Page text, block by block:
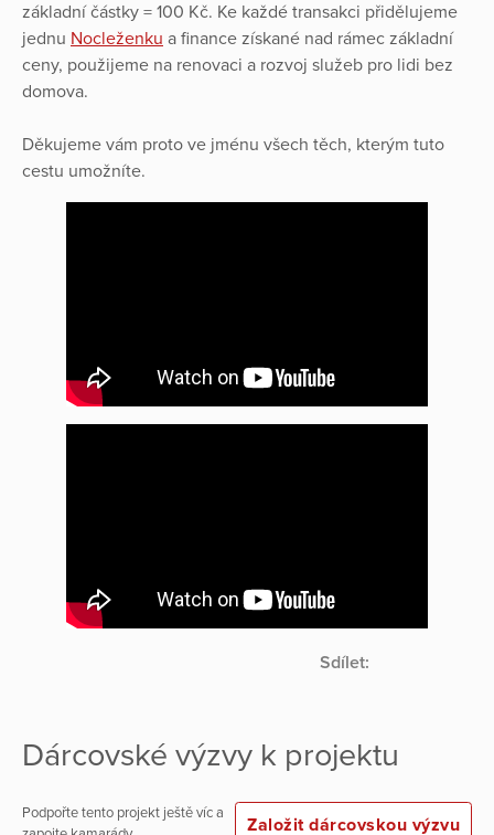
základní částky = 100 Kč. Ke každé transakci přidělujeme
jednu Nocleženku a finance získané nad rámec základní
ceny, použijeme na renovaci a rozvoj služeb pro lidi bez
domova.
Děkujeme vám proto ve jménu všech těch, kterým tuto
cestu umožníte.
Sdílet:
Dárcovské výzvy k projektu
Podpořte tento projekt ještě víc a
Založit dárcovskou výzvu